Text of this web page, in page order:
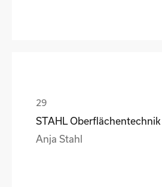
STAHL
Anja Stahl